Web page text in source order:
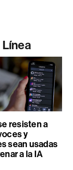
resisten a
y
sean usadas
a la IA